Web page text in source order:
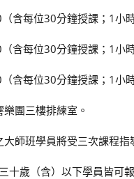
含每位30分鐘授課；1小
含每位30分鐘授課；1小時
含每位30分鐘授課；1小時
團三樓排練室。
師班學員將受三次課程指
十歲（含）以下學員皆可